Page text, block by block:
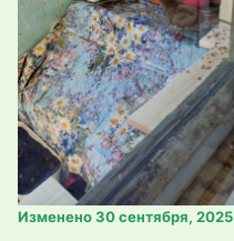
Изменено30 сентября, 2025